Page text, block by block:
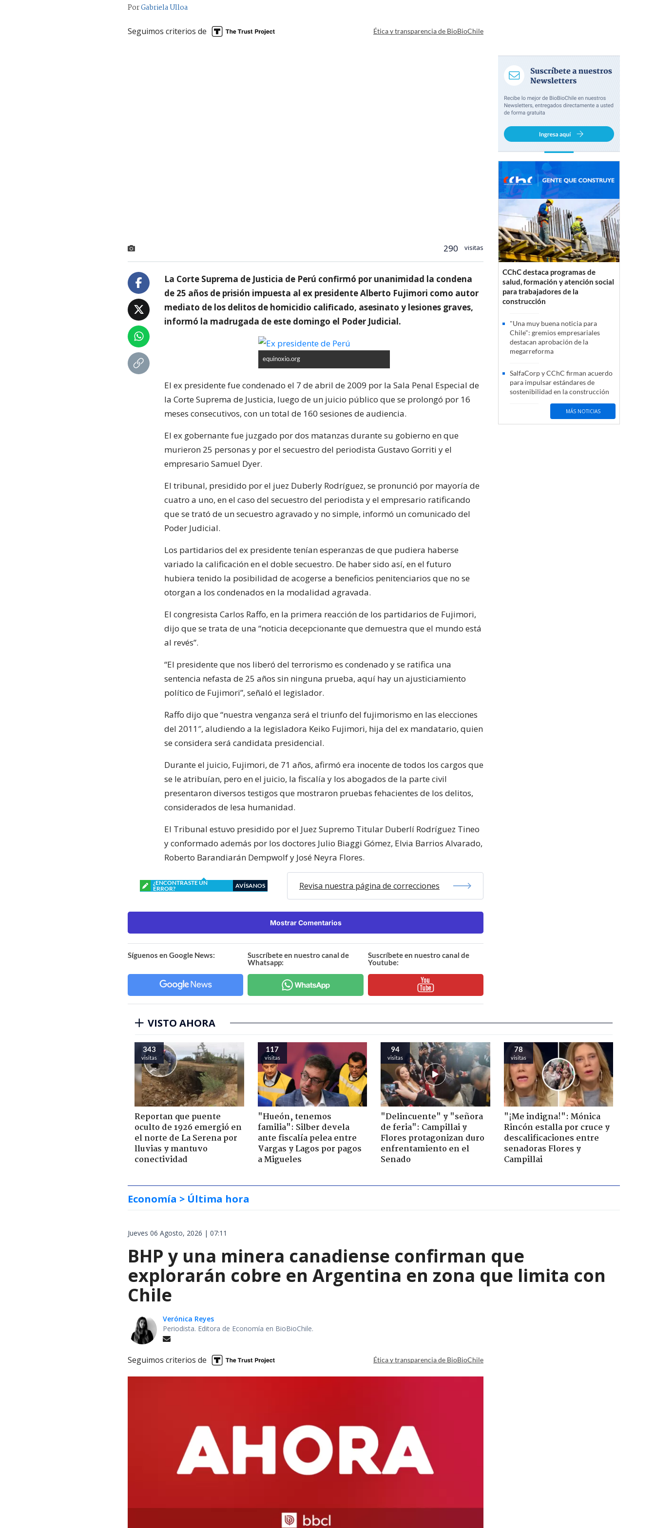
PorGabriela Ulloa
Seguimos criterios de Ética y transparencia de BioBioChile
290 visitas
La Corte Suprema de Justicia de Perú confirmó por unanimidad la condena
de 25 años de prisión impuesta al ex presidente Alberto Fujimori como autor
mediato de los delitos de homicidio calificado, asesinato y lesiones graves,
informó la madrugada de este domingo el Poder Judicial.
equinoxio.org
El ex presidente fue condenado el 7 de abril de 2009 por la Sala Penal Especial de
la Corte Suprema de Justicia, luego de un juicio público que se prolongó por 16
meses consecutivos, con un total de 160 sesiones de audiencia.
El ex gobernante fue juzgado por dos matanzas durante su gobierno en que
murieron 25 personas y por el secuestro del periodista Gustavo Gorriti y el
empresario Samuel Dyer.
El tribunal, presidido por el juez Duberly Rodríguez, se pronunció por mayoría de
cuatro a uno, en el caso del secuestro del periodista y el empresario ratificando
que se trató de un secuestro agravado y no simple, informó un comunicado del
Poder Judicial.
Los partidarios del ex presidente tenían esperanzas de que pudiera haberse
variado la calificación en el doble secuestro. De haber sido así, en el futuro
hubiera tenido la posibilidad de acogerse a beneficios penitenciarios que no se
otorgan a los condenados en la modalidad agravada.
El congresista Carlos Raffo, en la primera reacción de los partidarios de Fujimori,
dijo que se trata de una “noticia decepcionante que demuestra que el mundo está
al revés”.
“El presidente que nos liberó del terrorismo es condenado y se ratifica una
sentencia nefasta de 25 años sin ninguna prueba, aquí hay un ajusticiamiento
político de Fujimori”, señaló el legislador.
Raffo dijo que “nuestra venganza será el triunfo del fujimorismo en las elecciones
del 2011″, aludiendo a la legisladora Keiko Fujimori, hija del ex mandatario, quien
se considera será candidata presidencial.
Durante el juicio, Fujimori, de 71 años, afirmó era inocente de todos los cargos que
se le atribuían, pero en el juicio, la fiscalía y los abogados de la parte civil
presentaron diversos testigos que mostraron pruebas fehacientes de los delitos,
considerados de lesa humanidad.
El Tribunal estuvo presidido por el Juez Supremo Titular Duberlí Rodríguez Tineo
y conformado además por los doctores Julio Biaggi Gómez, Elvia Barrios Alvarado,
Roberto Barandiarán Dempwolf y José Neyra Flores.
¿ENCONTRASTE UN
ERROR?
AVÍSANOS Revisa nuestra página de correcciones
Mostrar Comentarios
Síguenos en Google News:
Suscríbete en nuestro canal de
Whatsapp:
Suscríbete en nuestro canal de
Youtube:
CChC destaca programas de
salud, formación y atención social
para trabajadores de la
construcción
"Una muy buena noticia para
Chile": gremios empresariales
destacan aprobación de la
megarreforma
SalfaCorp y CChC firman acuerdo
para impulsar estándares de
sostenibilidad en la construcción
MÁS NOTICIAS
VISTO AHORA
343
visitas
Reportan que puente
oculto de 1926 emergió en
el norte de La Serena por
lluvias y mantuvo
conectividad
117
visitas
"Hueón, tenemos
familia": Silber devela
ante fiscalía pelea entre
Vargas y Lagos por pagos
a Migueles
94
visitas
"Delincuente" y "señora
de feria": Campillai y
Flores protagonizan duro
enfrentamiento en el
Senado
78
visitas
"¡Me indigna!": Mónica
Rincón estalla por cruce y
descalificaciones entre
senadoras Flores y
Campillai
Economía > Última hora
Jueves 06 Agosto, 2026 | 07:11
BHP y una minera canadiense confirman que
explorarán cobre en Argentina en zona que limita con
Chile
Verónica Reyes
Periodista. Editora de Economía en BioBioChile.
Seguimos criterios de Ética y transparencia de BioBioChile